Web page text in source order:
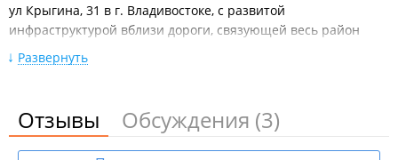
ул Крыгина, 31 в г. Владивостоке, с развитой
инфраструктурой вблизи дороги, связующей весь район
Эгершельда г. Владивостока.
RU25304000-94/2013 объекта капитального строительства –
Многоярусная автопарковка с офисными помещениями по
ул. Крыгина, 31 в г. Владивостоке.
Развернуть
Отзывы Обсуждения (3)